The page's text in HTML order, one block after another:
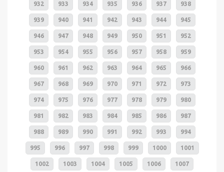
932 933 934 935 936 937 938
939 940 941 942 943 944 945
946 947 948 949 950 951 952
953 954 955 956 957 958 959
960 961 962 963 964 965 966
967 968 969 970 971 972 973
974 975 976 977 978 979 980
981 982 983 984 985 986 987
988 989 990 991 992 993 994
995 996 997 998 999 1000 1001
1002 1003 1004 1005 1006 1007